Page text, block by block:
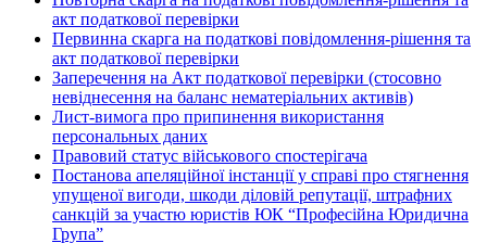
акт податкової перевірки
Первинна скарга на податкові повідомлення-рішення та
акт податкової перевірки
Заперечення на Акт податкової перевірки (стосовно
невіднесення на баланс нематеріальних активів)
Лист-вимога про припинення використання
персональных даних
Правовий статус військового спостерігача
Постанова апеляційної інстанції у справі про стягнення
упущеної вигоди, шкоди діловій репутації, штрафних
санкцій за участю юристів ЮК “Професійна Юридична
Група”